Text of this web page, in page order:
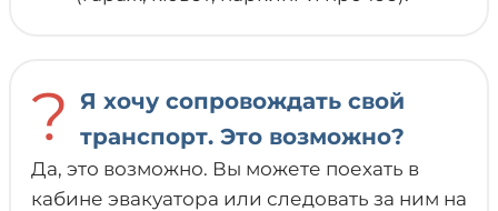
? Я хочу сопровождать свой
транспорт. Это возможно?
Да, это возможно. Вы можете поехать в
кабине эвакуатора или следовать за ним на